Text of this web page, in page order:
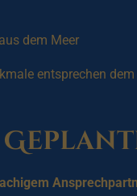
dem Meer
entsprechen dem